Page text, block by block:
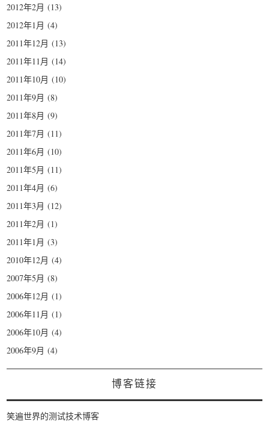
2012年2月 (13)
2012年1月 (4)
2011年12月 (13)
2011年11月 (14)
2011年10月 (10)
2011年9月 (8)
2011年8月 (9)
2011年7月 (11)
2011年6月 (10)
2011年5月 (11)
2011年4月 (6)
2011年3月 (12)
2011年2月 (1)
2011年1月 (3)
2010年12月 (4)
2007年5月 (8)
2006年12月 (1)
2006年11月 (1)
2006年10月 (4)
2006年9月 (4)
博客链接
笑遍世界的测试技术博客